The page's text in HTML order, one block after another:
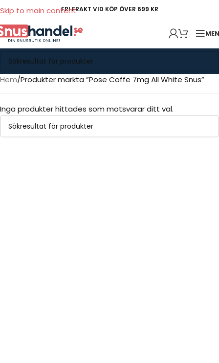
Skip to main contentFRI FRAKT VID KÖP ÖVER 699 KR
Hem Produkter märkta ”Pose Coffe 7mg All White Snus”
Inga produkter hittades som motsvarar ditt val.